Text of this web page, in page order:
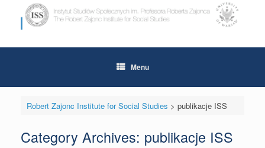
content
Menu
Robert Zajonc Institute for Social Studies > publikacje ISS
Category Archives: publikacje ISS